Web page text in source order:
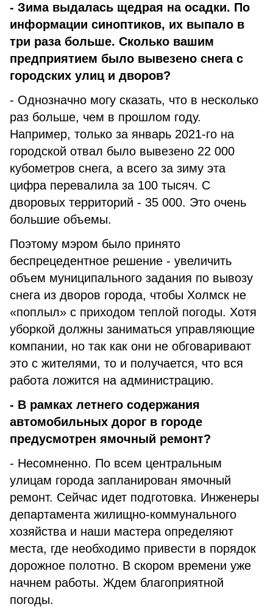
- Зима выдалась щедрая на осадки. По
информации синоптиков, их выпало в
три раза больше. Сколько вашим
предприятием было вывезено снега с
городских улиц и дворов?
- Однозначно могу сказать, что в несколько
раз больше, чем в прошлом году.
Например, только за январь 2021-го на
городской отвал было вывезено 22 000
кубометров снега, а всего за зиму эта
цифра перевалила за 100 тысяч. С
дворовых территорий - 35 000. Это очень
большие объемы.
Поэтому мэром было принято
беспрецедентное решение - увеличить
объем муниципального задания по вывозу
снега из дворов города, чтобы Холмск не
«поплыл» с приходом теплой погоды. Хотя
уборкой должны заниматься управляющие
компании, но так как они не обговаривают
это с жителями, то и получается, что вся
работа ложится на администрацию.
- В рамках летнего содержания
автомобильных дорог в городе
предусмотрен ямочный ремонт?
- Несомненно. По всем центральным
улицам города запланирован ямочный
ремонт. Сейчас идет подготовка. Инженеры
департамента жилищно-коммунального
хозяйства и наши мастера определяют
места, где необходимо привести в порядок
дорожное полотно. В скором времени уже
начнем работы. Ждем благоприятной
погоды.